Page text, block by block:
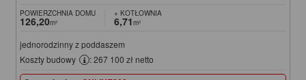
POWIERZCHNIA DOMU
126,20m²
+ KOTŁOWNIA
6,71m²
jednorodzinny z poddaszem
Koszty budowy
: 267 100 zł netto